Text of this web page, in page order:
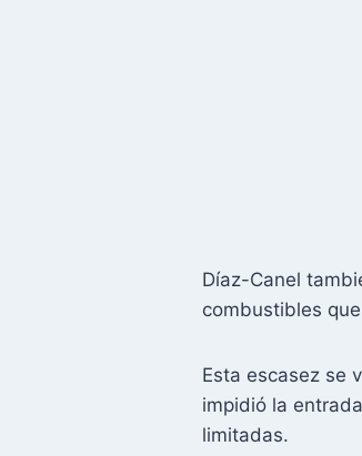
Díaz-Canel
combustibles
Esta escasez se
impidió la
limitadas.